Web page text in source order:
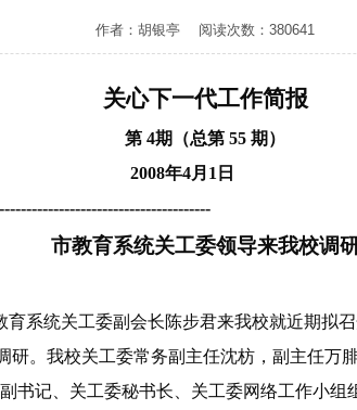
作者：胡银亭 阅读次数：380641
关心下一代工作简报
第 4期（总第 55 期）
2008年4月1日
市教育系统关工委领导来我校调
育系统关工委副会长陈步君来我校就近期拟
研。我校关工委常务副主任沈枋，副主任万
书记、关工委秘书长、关工委网络工作小组